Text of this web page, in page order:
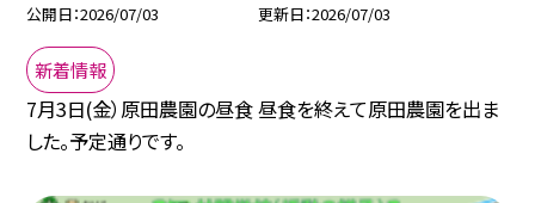
公開日 2026/07/03 更新日 2026/07/03
新着情報
7月3日(金）原田農園の昼食 昼食を終えて原田農園を出ま
した。予定通りです。